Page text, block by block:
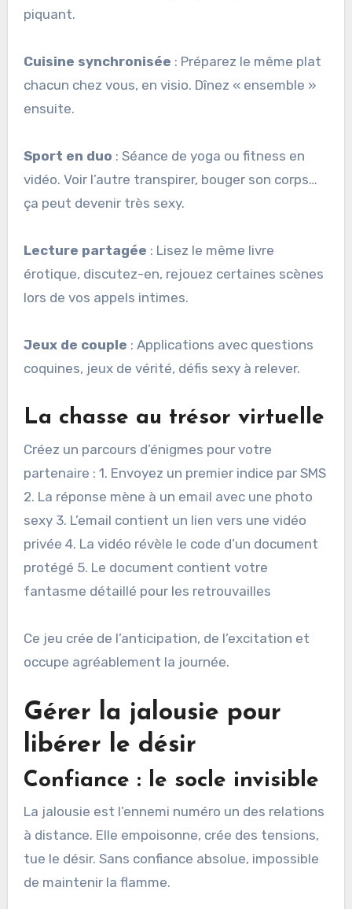
piquant.
Cuisine synchronisée : Préparez le même plat
chacun chez vous, en visio. Dînez « ensemble »
ensuite.
Sport en duo : Séance de yoga ou fitness en
vidéo. Voir l’autre transpirer, bouger son corps…
ça peut devenir très sexy.
Lecture partagée : Lisez le même livre
érotique, discutez-en, rejouez certaines scènes
lors de vos appels intimes.
Jeux de couple : Applications avec questions
coquines, jeux de vérité, défis sexy à relever.
La chasse au trésor virtuelle
Créez un parcours d’énigmes pour votre
partenaire : 1. Envoyez un premier indice par SMS
2. La réponse mène à un email avec une photo
sexy 3. L’email contient un lien vers une vidéo
privée 4. La vidéo révèle le code d’un document
protégé 5. Le document contient votre
fantasme détaillé pour les retrouvailles
Ce jeu crée de l’anticipation, de l’excitation et
occupe agréablement la journée.
Gérer la jalousie pour
libérer le désir
Confiance : le socle invisible
La jalousie est l’ennemi numéro un des relations
à distance. Elle empoisonne, crée des tensions,
tue le désir. Sans confiance absolue, impossible
de maintenir la flamme.